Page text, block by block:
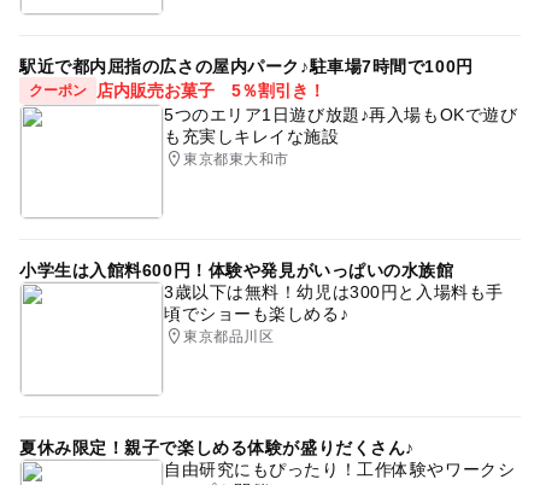
駅近で都内屈指の広さの屋内パーク♪駐車場7時間で100円
クーポン
店内販売お菓子 5％割引き！
5つのエリア1日遊び放題♪再入場もOKで遊び
も充実しキレイな施設
東京都東大和市
小学生は入館料600円！体験や発見がいっぱいの水族館
3歳以下は無料！幼児は300円と入場料も手
頃でショーも楽しめる♪
東京都品川区
夏休み限定！親子で楽しめる体験が盛りだくさん♪
自由研究にもぴったり！工作体験やワークシ